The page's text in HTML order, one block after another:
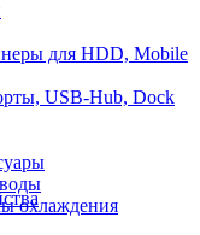
для HDD, Mobile
USB-Hub, Dock
охлаждения